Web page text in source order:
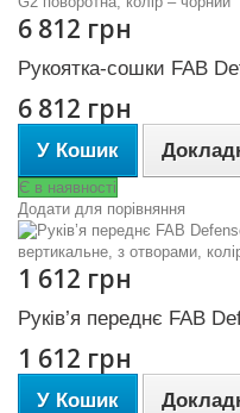
6 812 грн
Рукоятка-сошки FAB
6 812 грн
У Кошик
Є в наявності
Додати для порівняння
1 612 грн
Руків’я переднє FAB
1 612 грн
У Кошик